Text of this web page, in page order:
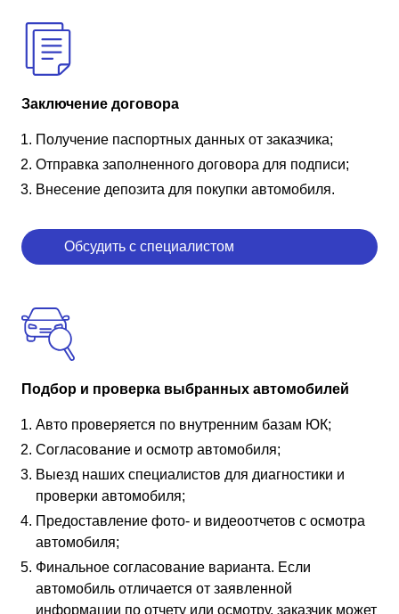
Заключение договора
Получение паспортных данных от заказчика;
Отправка заполненного договора для подписи;
Внесение депозита для покупки автомобиля.
Обсудить с специалистом
Подбор и проверка выбранных автомобилей
Авто проверяется по внутренним базам ЮК;
Согласование и осмотр автомобиля;
Выезд наших специалистов для диагностики и
проверки автомобиля;
Предоставление фото- и видеоотчетов с осмотра
автомобиля;
Финальное согласование варианта. Если
автомобиль отличается от заявленной
информации по отчету или осмотру, заказчик может